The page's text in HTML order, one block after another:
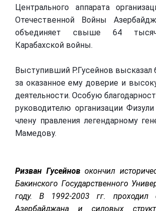
Центрального аппарата
Отечественной Войны
объединяет свыше 64
Карабахской войны.
Выступивший Р.Гусейнов высказал
за оказанное ему доверие и
деятельности. Особую
руководителю организации
члену правления легендарному
Мамедову.
Ризван Гусейновокончил
Бакинского Государственного
году. В 1992-2003 гг.
Азербайджана и силовых